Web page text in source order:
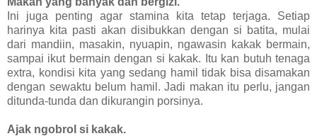
Ini juga penting agar stamina kita tetap terjaga. Setiap
harinya kita pasti akan disibukkan dengan si batita, mulai
dari mandiin, masakin, nyuapin, ngawasin kakak bermain,
sampai ikut bermain dengan si kakak. Itu kan butuh tenaga
extra, kondisi kita yang sedang hamil tidak bisa disamakan
dengan sewaktu belum hamil. Jadi makan itu perlu, jangan
ditunda-tunda dan dikurangin porsinya.
Ajak ngobrol si kakak.